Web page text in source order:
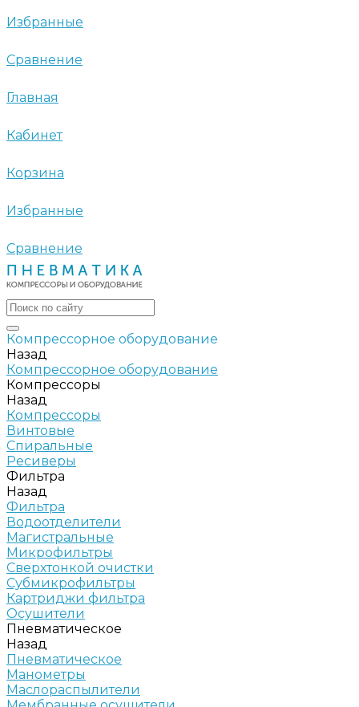
Избранные
Сравнение
Главная
Кабинет
Корзина
Избранные
Сравнение
Компрессорное оборудование
Назад
Компрессорное оборудование
Компрессоры
Назад
Компрессоры
Винтовые
Спиральные
Ресиверы
Фильтра
Назад
Фильтра
Водоотделители
Магистральные
Микрофильтры
Сверхтонкой очистки
Субмикрофильтры
Картриджи фильтра
Осушители
Пневматическое
Назад
Пневматическое
Манометры
Маслораспылители